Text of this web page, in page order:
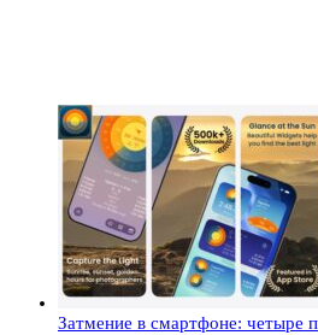
Затмение в смартфоне: четыре